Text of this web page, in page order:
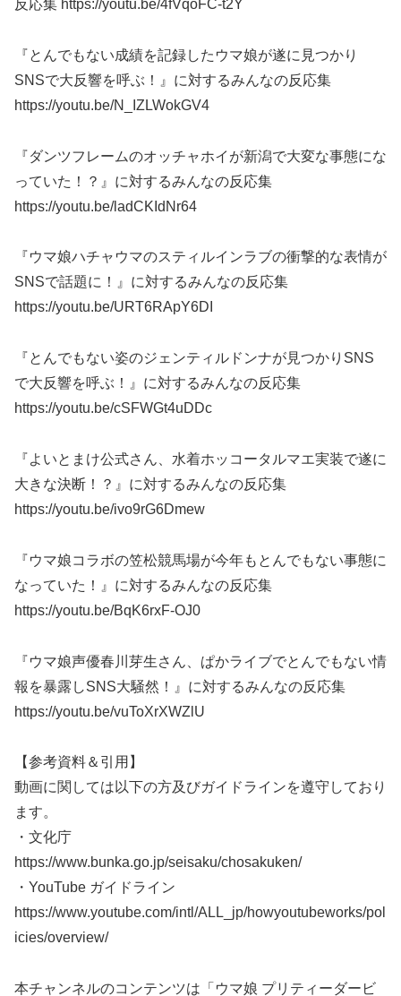
反応集 https://youtu.be/4fVqoFC-t2Y
『とんでもない成績を記録したウマ娘が遂に見つかり
SNSで大反響を呼ぶ！』に対するみんなの反応集
https://youtu.be/N_IZLWokGV4
『ダンツフレームのオッチャホイが新潟で大変な事態にな
っていた！？』に対するみんなの反応集
https://youtu.be/ladCKIdNr64
『ウマ娘ハチャウマのスティルインラブの衝撃的な表情が
SNSで話題に！』に対するみんなの反応集
https://youtu.be/URT6RApY6DI
『とんでもない姿のジェンティルドンナが見つかりSNS
で大反響を呼ぶ！』に対するみんなの反応集
https://youtu.be/cSFWGt4uDDc
『よいとまけ公式さん、水着ホッコータルマエ実装で遂に
大きな決断！？』に対するみんなの反応集
https://youtu.be/ivo9rG6Dmew
『ウマ娘コラボの笠松競馬場が今年もとんでもない事態に
なっていた！』に対するみんなの反応集
https://youtu.be/BqK6rxF-OJ0
『ウマ娘声優春川芽生さん、ぱかライブでとんでもない情
報を暴露しSNS大騒然！』に対するみんなの反応集
https://youtu.be/vuToXrXWZlU
【参考資料＆引用】
動画に関しては以下の方及びガイドラインを遵守しており
ます。
・文化庁
https://www.bunka.go.jp/seisaku/chosakuken/
・YouTube ガイドライン
https://www.youtube.com/intl/ALL_jp/howyoutubeworks/pol
icies/overview/
本チャンネルのコンテンツは「ウマ娘 プリティーダービ